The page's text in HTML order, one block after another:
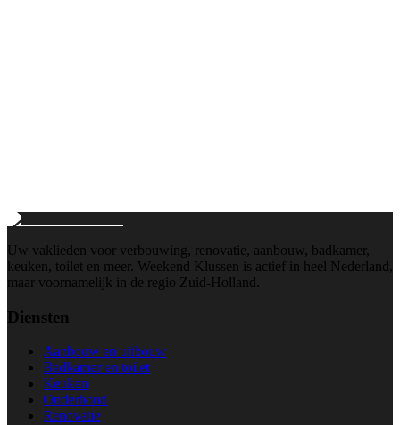
Uw vaklieden voor verbouwing, renovatie, aanbouw, badkamer,
keuken, toilet en meer. Weekend Klussen is actief in heel Nederland,
maar voornamelijk in de regio Zuid-Holland.
Diensten
Aanbouw en uitbouw
Badkamer en toilet
Keuken
Onderhoud
Renovatie